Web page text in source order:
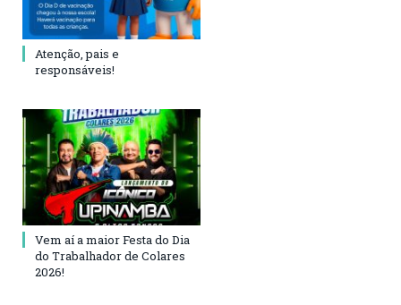
Atenção, pais e
responsáveis!
Vem aí a maior Festa do Dia
do Trabalhador de Colares
2026!